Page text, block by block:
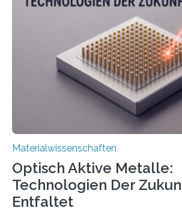
Materialwissenschaften
Optisch Aktive Metalle:
Technologien Der
Entfaltet